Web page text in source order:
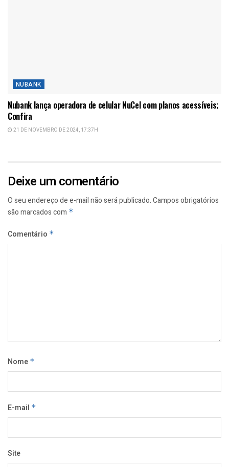
NUBANK
Nubank lança operadora de celular NuCel com planos acessíveis;
Confira
21 DE NOVEMBRO DE 2024, 17:37H
Deixe um comentário
O seu endereço de e-mail não será publicado.Campos obrigatórios
são marcados com *
Comentário *
Nome *
E-mail *
Site